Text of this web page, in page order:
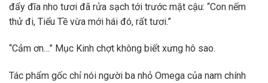
đẩy đĩa nho tươi đã rửa sạch tới trước mặt cậu: “Con nếm
thử đi, Tiểu Tề vừa mới hái đó, rất tươi.”
“Cảm ơn…” Mục Kinh chợt không biết xưng hô sao.
Tác phẩm gốc chỉ nói người ba nhỏ Omega của nam chính